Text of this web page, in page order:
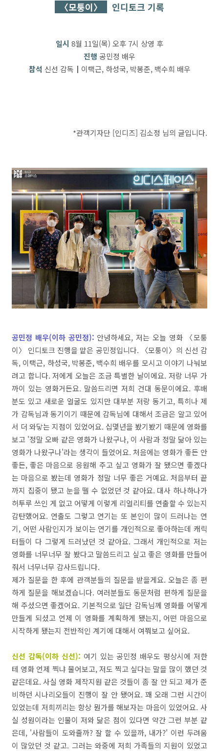
〈모퉁이〉 인디토크 기록
일시 8월 11일(목) 오후 7시 상영 후
진행 공민정 배우
참석 신선 감독┃이택근, 하성국, 박봉준, 백수희 배우
*관객기자단 [인디즈] 김소정 님의 글입니다.
공민정 배우(이하 공민정): 안녕하세요, 저는 오늘 영화
〈모퉁
이〉 인디토크 진행을 맡은 공민정입니다. 〈모퉁이〉의 신선 감
독, 이택근, 하성국, 박봉준, 백수희 배우를 모시고 이야기 나눠보
려고 합니다.저에게 오늘은 조금 특별한 날이에요. 저랑 너무 가
까이 있는 영화거든요. 말씀드리면 저희 건대 동문이에요. 후배
분도 있고 새로운 얼굴도 있지만 대부분 저랑 동기고, 특히나 제
가 감독님과 동기이기 때문에 감독님에 대해서 조금은 알고 있어
서 더 와닿는 지점이 있었어요. 십몇년을 봤기봤기 때문에 영화를
보고 '정말 오빠 같은 영화가 나왔구나, 이 사람과 정말 닮아 있는
영화가 나왔구나'라는 생각이 들었어요. 처음에는 영화가좋든 안
좋든, 좋은 마음으로 응원해 주고 싶고 영화가 잘 됐으면 좋겠다
는 마음으로 봤는데 영화가 정말 너무 좋은 거예요. 처음부터 끝
까지 집중이 됐고 눈을 뗄 수 없었던 것 같아요. 대사 하나하나가
허투루 쓰인 게 없고 어떻게 이렇게 리얼리티를 연출할수 있는지
감탄했어요. 연출도 그렇고 연기는 또 본인이 많이 드러나는 연
기, 어떤 사람인지가 보이는 연기를 개인적으로 좋아하는데 캐릭
터들이 다 그렇게 드러났던 것 같아요. 그래서 개인적으로 저는
영화를 너무너무 잘 봤다고 말씀드리고 싶고 좋은 영화를 만들어
줘서 너무너무 감사드립니다.
제가 질문을 한 후에 관객분들의 질문을 받을게요. 오늘은 좀 편
하게 질문을 해보겠습니다. 여러분들도 동문처럼 편하게 질문을
해 주셨으면 좋겠어요. 기본적으로 일단 감독님께 영화를 어떻게
만들게 되셨고 언제 이 영화를 계획하게 됐는지, 어떤 마음으로
시작하게 됐는지 전반적인 계기에 대해서 여쭤보고 싶어요.
신선 감독(이하 신선): 여기 있는 공민정 배우도 평상시에 저한
테 영화 언제 찍냐 물어보고, 저도 찍고 싶다는 말을 많이 했던 것
같은데요. 사실 영화 제작지원 같은 것들이 좀 잘 안 되고 제가준
비하던 시나리오들이 진행이 잘 안 됐어요. 꽤 오래 그런 시간이
있었는데 저희끼리는 항상 뭔가를 해보자는 마음이 있었어요.사
실 성원이라는 인물이 저와 닮은 점이 있다면 약간 그런 부분 같
은데, '사람들이 도와줄까? 잘 할 수 있을까, 내가?' 이런 두려움
이 많았던 것 같고. 그러는 와중에 저희 가족들의 지원이 있었고